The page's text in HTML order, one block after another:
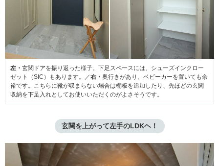
左・ 玄関ドアを振り返った様子。下足スペースには、シューズインクロー
ゼット（SIC）もあります。／右・ 奥行きがあり、ベビーカーを置いても余
裕です。こちらに靴が収まらない場合は棚板を追加したり、先ほどの玄関
収納を下足入れとしてお使いいただくのがよさそうです。
玄関を上がって左手のLDKヘ！